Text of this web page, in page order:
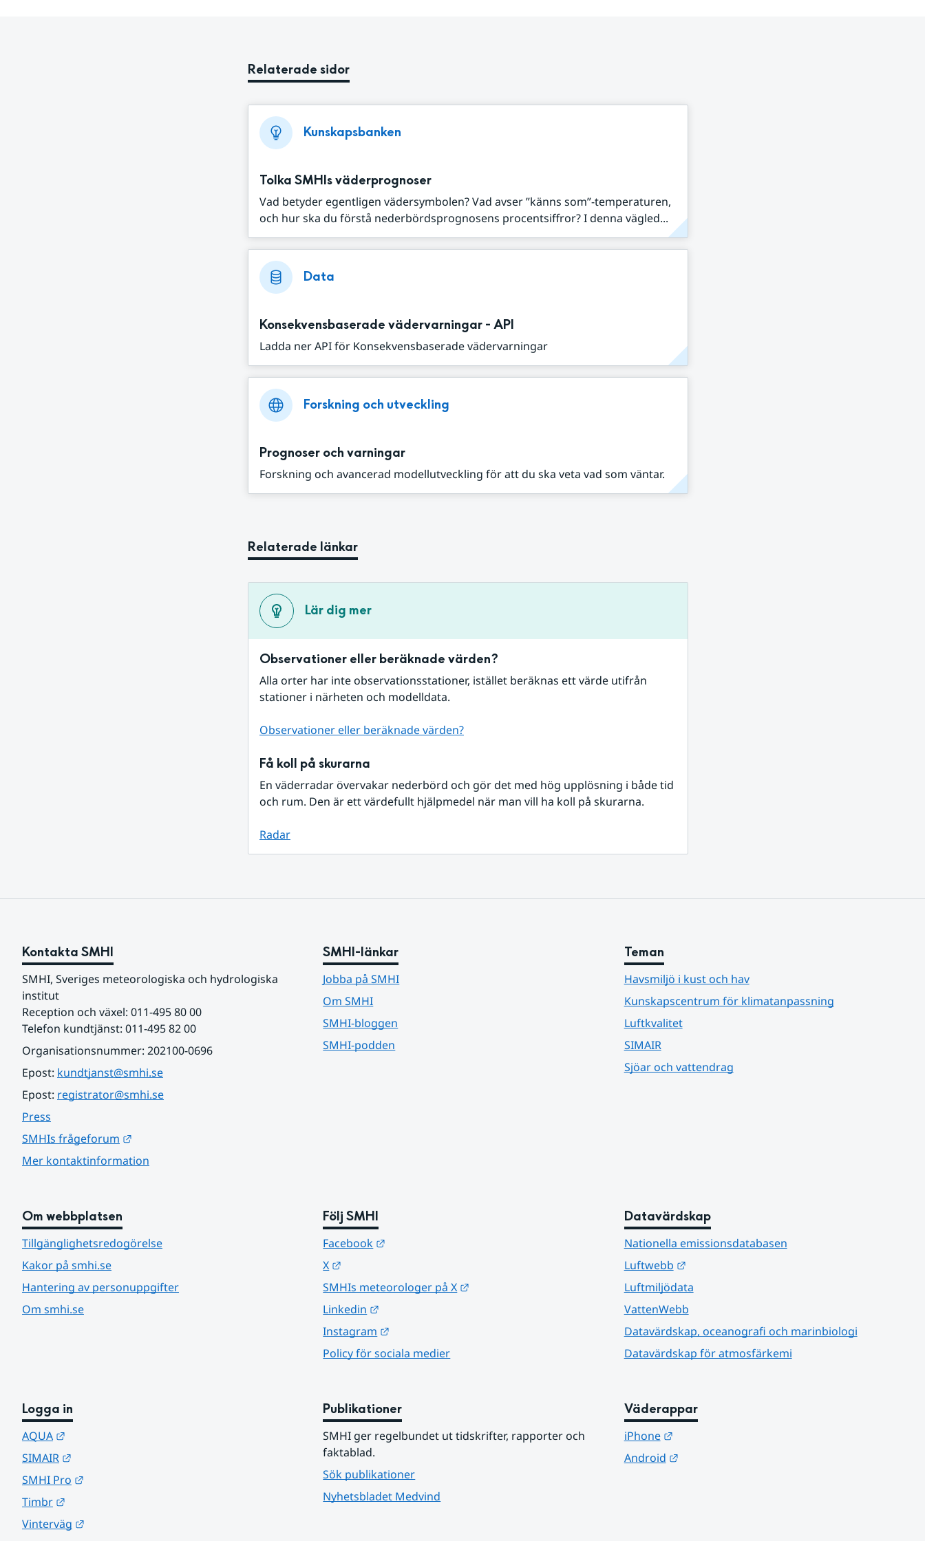
Relaterade sidor
Kunskapsbanken
Tolka SMHIs väderprognoser
Vad betyder egentligen vädersymbolen? Vad avser ”känns som”-temperaturen,
och hur ska du förstå nederbördsprognosens procentsiffror? I denna vägled...
Data
Konsekvensbaserade vädervarningar - API
Ladda ner API för Konsekvensbaserade vädervarningar
Forskning och utveckling
Prognoser och varningar
Forskning och avancerad modellutveckling för att du ska veta vad som väntar.
Relaterade länkar
Lär dig mer
Observationer eller beräknade värden?
Alla orter har inte observationsstationer, istället beräknas ett värde utifrån
stationer i närheten och modelldata.
Observationer eller beräknade värden?
Få koll på skurarna
En väderradar övervakar nederbörd och gör det med hög upplösning i både tid
och rum. Den är ett värdefullt hjälpmedel när man vill ha koll på skurarna.
Radar
Kontakta SMHI
SMHI, Sveriges meteorologiska och hydrologiska
institut
Reception och växel: 011-495 80 00
Telefon kundtjänst: 011-495 82 00
Organisationsnummer: 202100-0696
Epost: kundtjanst@smhi.se
Epost: registrator@smhi.se
Press
SMHIs frågeforum
Mer kontaktinformation
SMHI-länkar
Jobba på SMHI
Om SMHI
SMHI-bloggen
SMHI-podden
Teman
Havsmiljö i kust och hav
Kunskapscentrum för klimatanpassning
Luftkvalitet
SIMAIR
Sjöar och vattendrag
Om webbplatsen
Tillgänglighetsredogörelse
Kakor på smhi.se
Hantering av personuppgifter
Om smhi.se
Följ SMHI
Facebook
X
SMHIs meteorologer på X
Linkedin
Instagram
Policy för sociala medier
Datavärdskap
Nationella emissionsdatabasen
Luftwebb
Länk till annan webbplats.
Luftmiljödata
VattenWebb
Datavärdskap, oceanografi och marinbiologi
Datavärdskap för atmosfärkemi
Logga in
AQUA
SIMAIR
SMHI Pro
Timbr
Vinterväg
Publikationer
SMHI ger regelbundet ut tidskrifter, rapporter och
faktablad.
Sök publikationer
Nyhetsbladet Medvind
Väderappar
iPhone
Länk till annan webbplats.
Android
Länk till annan webbplats.